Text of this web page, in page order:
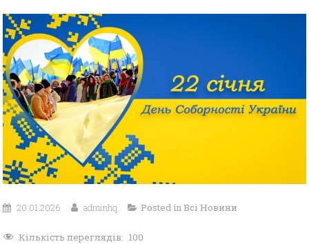
20.01.2026 adminhq Posted in Всі Новини
Кількість переглядів: 100